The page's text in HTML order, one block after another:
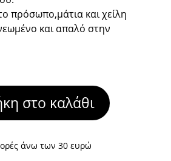
πρόσωπο,μάτια και χείλη
και απαλό στην
στο καλάθι
άνω των 30 ευρώ